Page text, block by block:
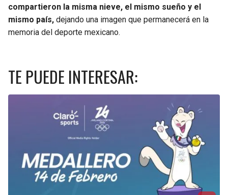
compartieron la misma nieve, el mismo sueño y el
mismo país, dejando una imagen que permanecerá en la
memoria del deporte mexicano.
TE PUEDE INTERESAR: